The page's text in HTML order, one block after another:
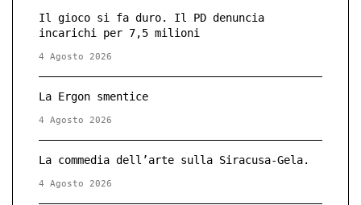
Il gioco si fa duro. Il PD denuncia
incarichi per 7,5 milioni
4 Agosto 2026
La Ergon smentice
4 Agosto 2026
La commedia dell’arte sulla Siracusa-Gela.
4 Agosto 2026